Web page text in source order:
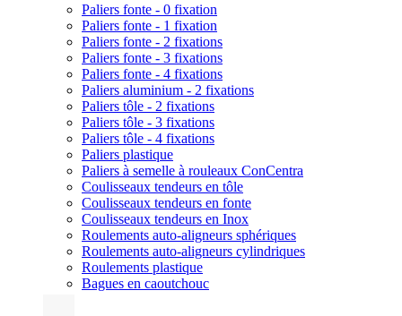
Paliers fonte - 0 fixation
Paliers fonte - 1 fixation
Paliers fonte - 2 fixations
Paliers fonte - 3 fixations
Paliers fonte - 4 fixations
Paliers aluminium - 2 fixations
Paliers tôle - 2 fixations
Paliers tôle - 3 fixations
Paliers tôle - 4 fixations
Paliers plastique
Paliers à semelle à rouleaux ConCentra
Coulisseaux tendeurs en tôle
Coulisseaux tendeurs en fonte
Coulisseaux tendeurs en Inox
Roulements auto-aligneurs sphériques
Roulements auto-aligneurs cylindriques
Roulements plastique
Bagues en caoutchouc